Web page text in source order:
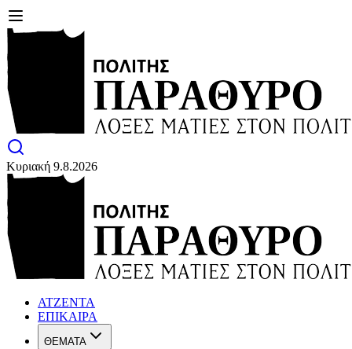
Κυριακή 9.8.2026
ΑΤΖΕΝΤΑ
ΕΠΙΚΑΙΡΑ
ΘΕΜΑΤΑ